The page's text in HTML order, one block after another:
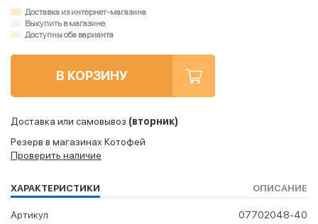
Доставка из интернет-магазина
Выкупить в магазине
Доступны оба варианта
В КОРЗИНУ
Доставка или самовывоз (вторник)
Резерв в магазинах Котофей
Проверить наличие
ХАРАКТЕРИСТИКИ ОПИСАНИЕ
Артикул 07702048-40